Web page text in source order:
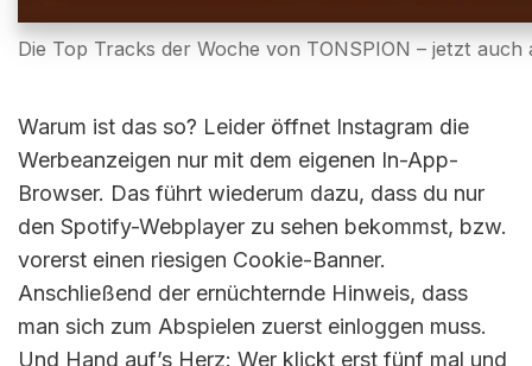
Die Top Tracks der Woche von TONSPION – jetzt
Warum ist das so? Leider öffnet Instagram die
Werbeanzeigen nur mit dem eigenen In-App-
Browser. Das führt wiederum dazu, dass du nur
den Spotify-Webplayer zu sehen bekommst, bzw.
vorerst einen riesigen Cookie-Banner.
Anschließend der ernüchternde Hinweis, dass
man sich zum Abspielen zuerst einloggen muss.
Und Hand auf’s Herz: Wer klickt erst fünf mal und